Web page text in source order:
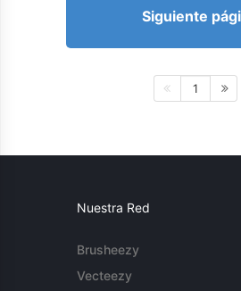
Siguiente
1
Nuestra Red
Brusheezy
Vecteezy